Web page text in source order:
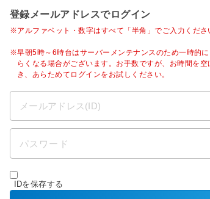
登録メールアドレスでログイン
※アルファベット・数字はすべて「半角」でご入力くださ
※早朝5時～6時台はサーバーメンテナンスのため一時的
らくなる場合がございます。お手数ですが、お時間を空
き、あらためてログインをお試しください。
IDを保存する